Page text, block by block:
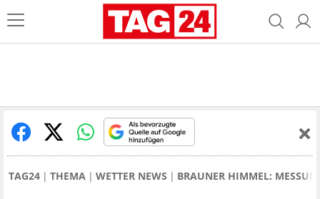
TAG24 THEMA WETTER NEWS BRAUNER HIMMEL: